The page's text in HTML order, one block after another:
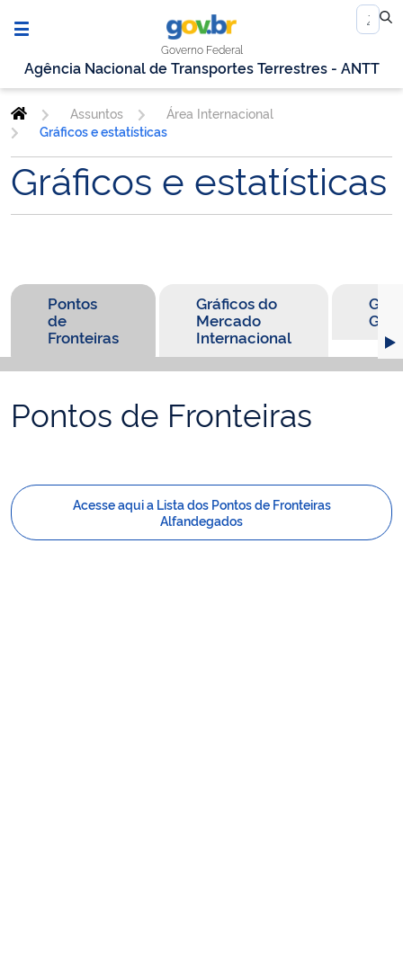
Governo Federal
Agência Nacional de Transportes Terrestres - ANTT
Assuntos
Área Internacional
Gráficos e estatísticas
Gráficos e estatísticas
Pontos
de
Fronteiras
Gráficos do
Mercado
Internacional
Pontos de Fronteiras
Acesse aqui a Lista dos Pontos de Fronteiras
Alfandegados